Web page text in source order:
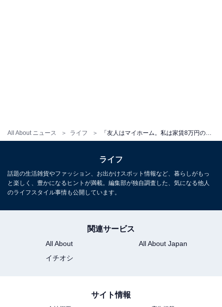
All About ニュース ライフ 「友人はマイホーム。私は家賃8万円の狭い1K」仕事でも“板挟み”、友達の幸せを喜べないアラサーの闇
「“うらやましい”は本音だったけれど……（言葉足らず
キャリア、結婚、出産……。アラサー世代になれば、親
しかった友人たちとライフスタイルの変化で疎遠になる
ことも多い。今回紹介した2人のように、自分が持って
いないものを持っている人を見て、嫉妬してしまうこと
このようなアラサーならではの葛藤には「クオーターラ
ライフ
話題の生活雑貨やファッション、お出かけスポット情報など、暮らしがもっ
と楽しく、豊かになるヒントが満載。編集部が独自調査した、気になる他人
のライフスタイル事情も公開しています。
関連サービス
All About
All About Japan
イチオシ
サイト情報